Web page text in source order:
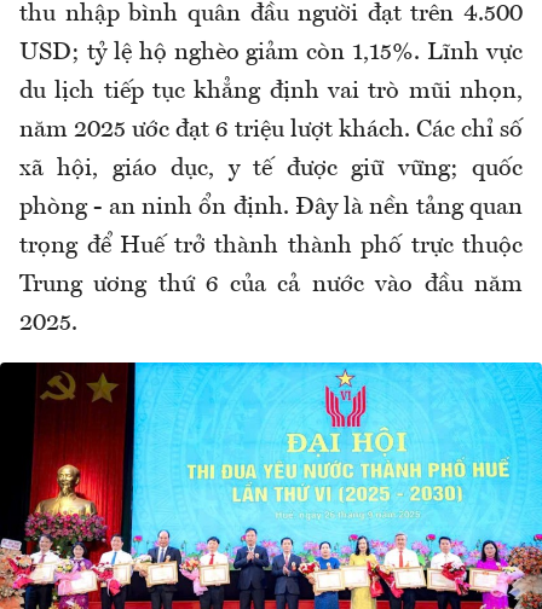
thu nhập bình quân đầu người đạt trên 4.500
USD; tỷ lệ hộ nghèo giảm còn 1,15%. Lĩnh vực
du lịch tiếp tục khẳng định vai trò mũi nhọn,
năm 2025 ước đạt 6 triệu lượt khách. Các chỉ số
xã hội, giáo dục, y tế được giữ vững; quốc
phòng - an ninh ổn định. Đây là nền tảng quan
trọng để Huế trở thành thành phố trực thuộc
Trung ương thứ 6 của cả nước vào đầu năm
2025.